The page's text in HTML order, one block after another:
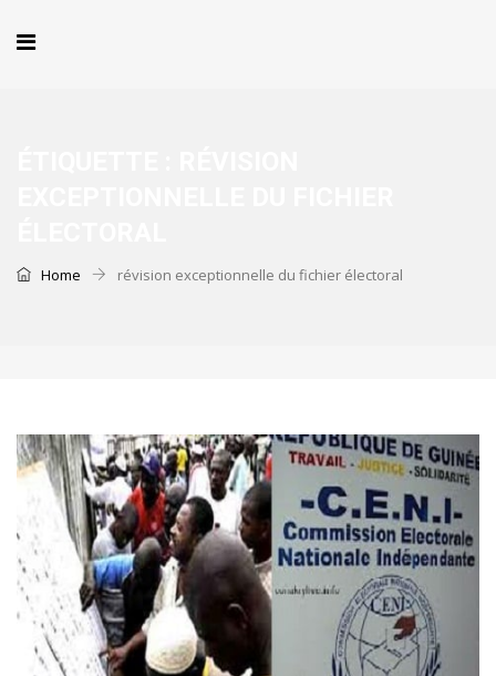
Home révision exceptionnelle du fichier électoral